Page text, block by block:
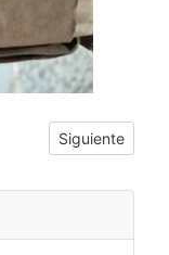
con batería de Di2
Artículo
Siguiente